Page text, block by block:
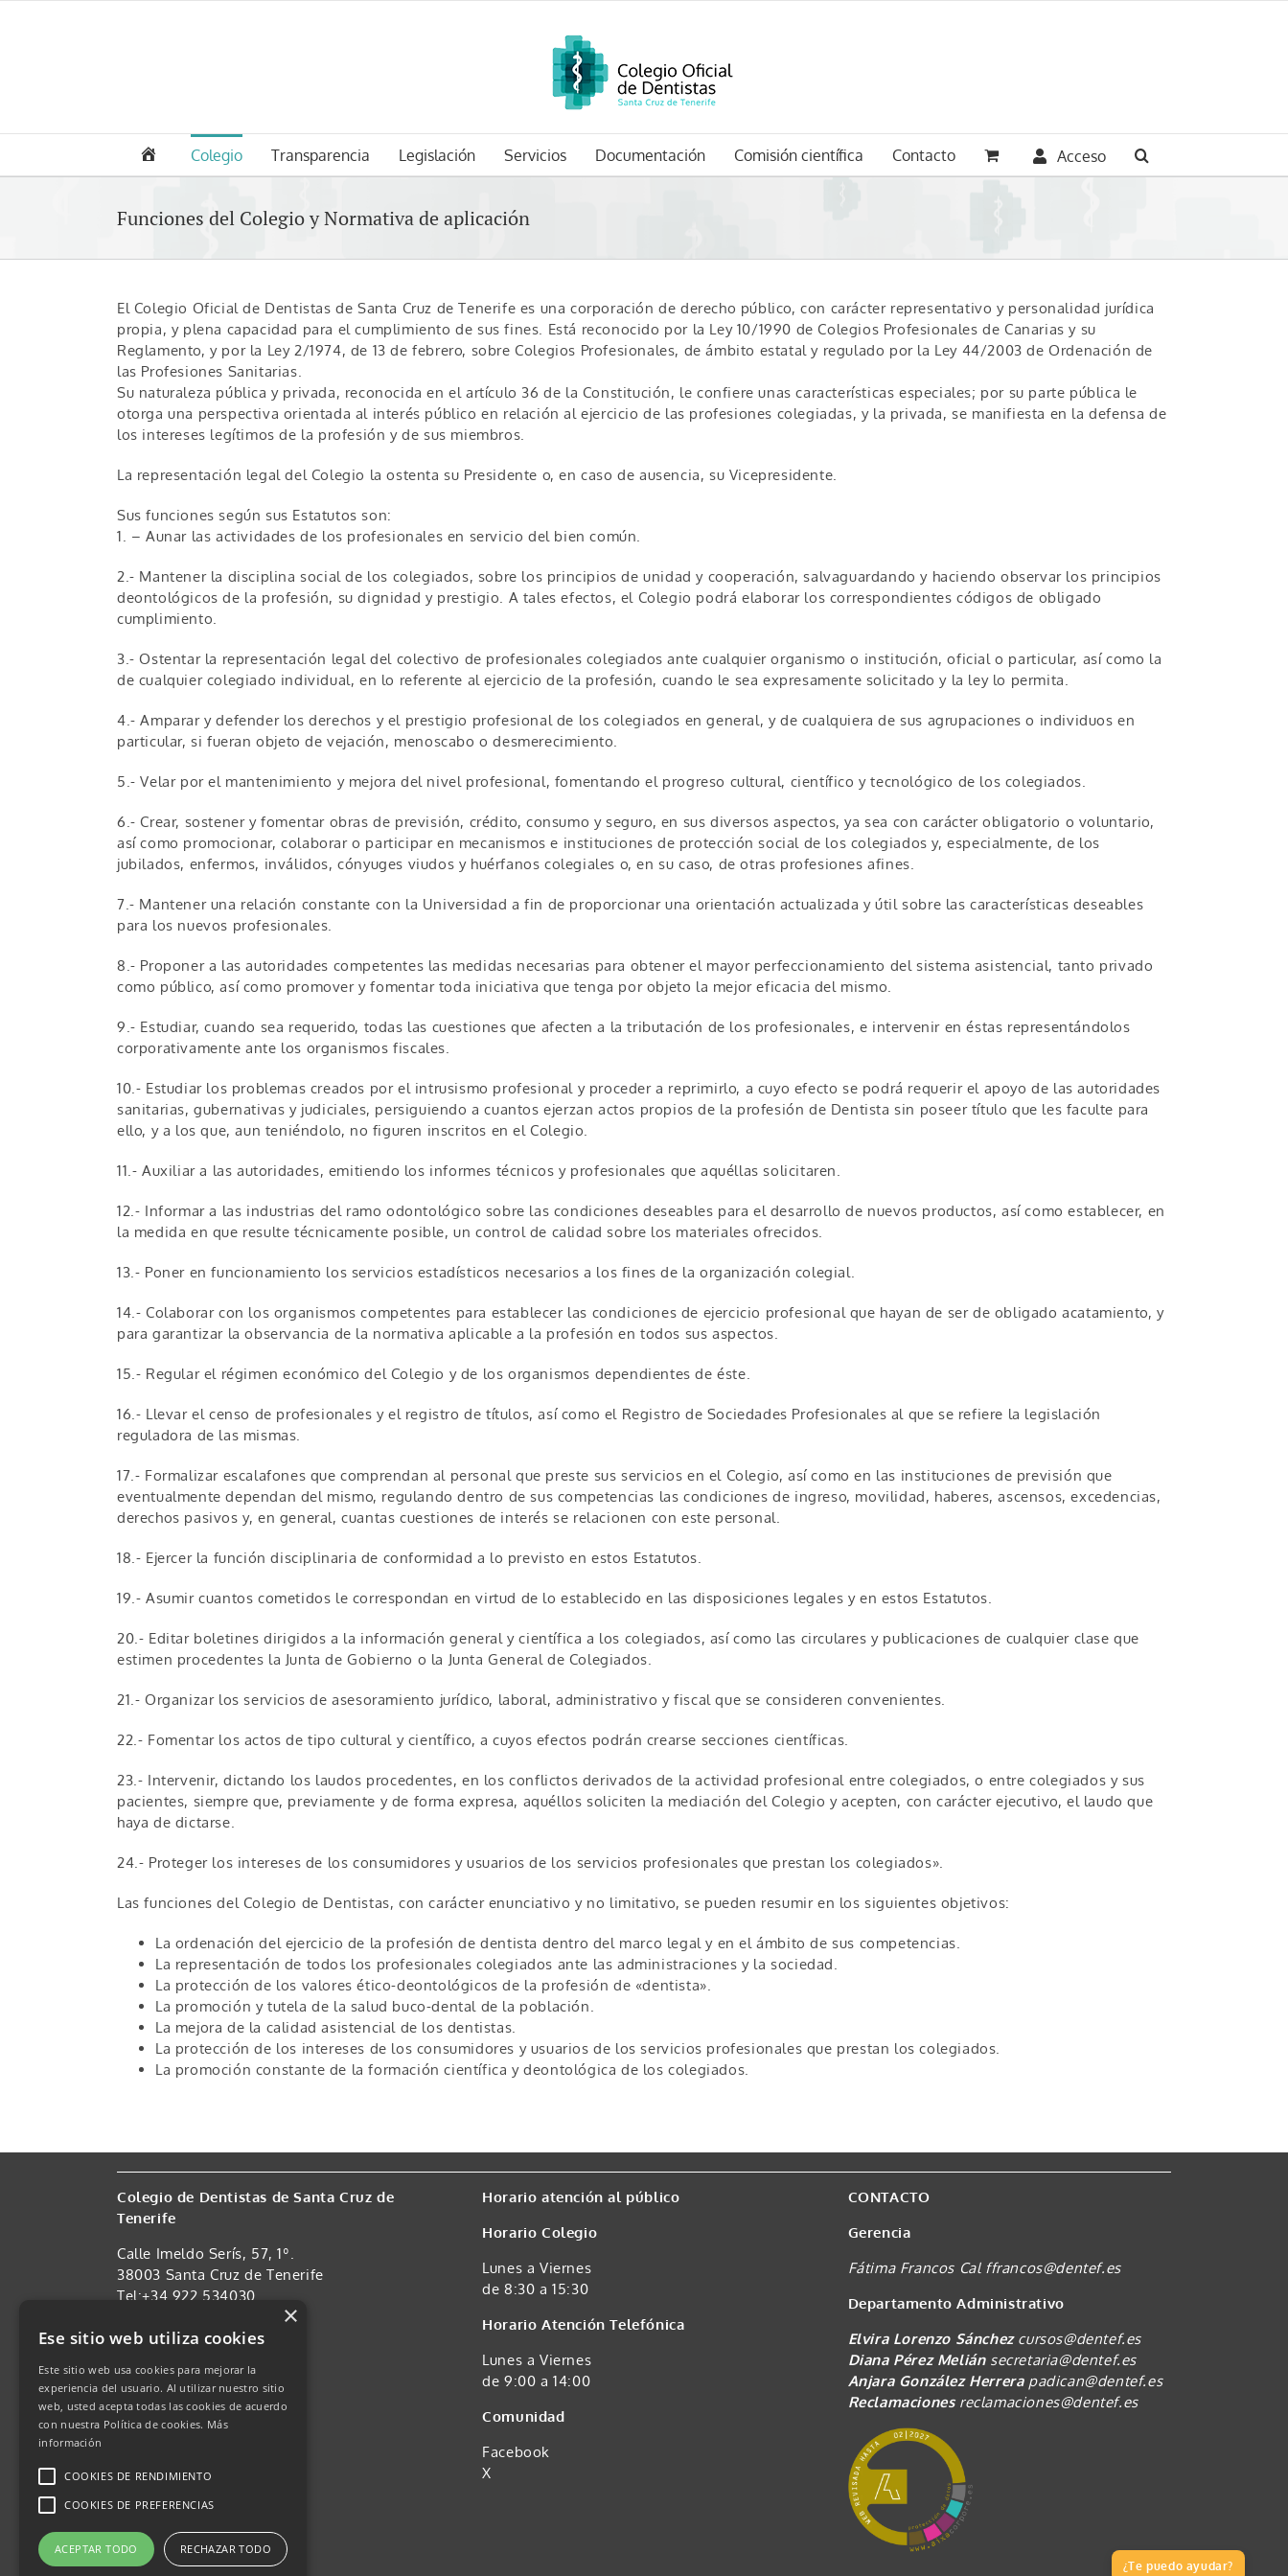
Colegio Transparencia Legislación Servicios Documentación Comisión científica Contacto Acceso
Funciones del Colegio y Normativa de aplicación
El Colegio Oficial de Dentistas de Santa Cruz de Tenerife es una corporación de derecho público, con carácter representativo y personalidad jurídica
propia, y plena capacidad para el cumplimiento de sus fines. Está reconocido por la Ley 10/1990 de Colegios Profesionales de Canarias y su
Reglamento, y por la Ley 2/1974, de 13 de febrero, sobre Colegios Profesionales, de ámbito estatal y regulado por la Ley 44/2003 de Ordenación de
las Profesiones Sanitarias.
Su naturaleza pública y privada, reconocida en el artículo 36 de la Constitución, le confiere unas características especiales; por su parte pública le
otorga una perspectiva orientada al interés público en relación al ejercicio de las profesiones colegiadas, y la privada, se manifiesta en la defensa de
los intereses legítimos de la profesión y de sus miembros.
La representación legal del Colegio la ostenta su Presidente o, en caso de ausencia, su Vicepresidente.
Sus funciones según sus Estatutos son:
1. – Aunar las actividades de los profesionales en servicio del bien común.
2.- Mantener la disciplina social de los colegiados, sobre los principios de unidad y cooperación, salvaguardando y haciendo observar los principios
deontológicos de la profesión, su dignidad y prestigio. A tales efectos, el Colegio podrá elaborar los correspondientes códigos de obligado
cumplimiento.
3.- Ostentar la representación legal del colectivo de profesionales colegiados ante cualquier organismo o institución, oficial o particular, así como la
de cualquier colegiado individual, en lo referente al ejercicio de la profesión, cuando le sea expresamente solicitado y la ley lo permita.
4.- Amparar y defender los derechos y el prestigio profesional de los colegiados en general, y de cualquiera de sus agrupaciones o individuos en
particular, si fueran objeto de vejación, menoscabo o desmerecimiento.
5.- Velar por el mantenimiento y mejora del nivel profesional, fomentando el progreso cultural, científico y tecnológico de los colegiados.
6.- Crear, sostener y fomentar obras de previsión, crédito, consumo y seguro, en sus diversos aspectos, ya sea con carácter obligatorio o voluntario,
así como promocionar, colaborar o participar en mecanismos e instituciones de protección social de los colegiados y, especialmente, de los
jubilados, enfermos, inválidos, cónyuges viudos y huérfanos colegiales o, en su caso, de otras profesiones afines.
7.- Mantener una relación constante con la Universidad a fin de proporcionar una orientación actualizada y útil sobre las características deseables
para los nuevos profesionales.
8.- Proponer a las autoridades competentes las medidas necesarias para obtener el mayor perfeccionamiento del sistema asistencial, tanto privado
como público, así como promover y fomentar toda iniciativa que tenga por objeto la mejor eficacia del mismo.
9.- Estudiar, cuando sea requerido, todas las cuestiones que afecten a la tributación de los profesionales, e intervenir en éstas representándolos
corporativamente ante los organismos fiscales.
10.- Estudiar los problemas creados por el intrusismo profesional y proceder a reprimirlo, a cuyo efecto se podrá requerir el apoyo de las autoridades
sanitarias, gubernativas y judiciales, persiguiendo a cuantos ejerzan actos propios de la profesión de Dentista sin poseer título que les faculte para
ello, y a los que, aun teniéndolo, no figuren inscritos en el Colegio.
11.- Auxiliar a las autoridades, emitiendo los informes técnicos y profesionales que aquéllas solicitaren.
12.- Informar a las industrias del ramo odontológico sobre las condiciones deseables para el desarrollo de nuevos productos, así como establecer, en
la medida en que resulte técnicamente posible, un control de calidad sobre los materiales ofrecidos.
13.- Poner en funcionamiento los servicios estadísticos necesarios a los fines de la organización colegial.
14.- Colaborar con los organismos competentes para establecer las condiciones de ejercicio profesional que hayan de ser de obligado acatamiento, y
para garantizar la observancia de la normativa aplicable a la profesión en todos sus aspectos.
15.- Regular el régimen económico del Colegio y de los organismos dependientes de éste.
16.- Llevar el censo de profesionales y el registro de títulos, así como el Registro de Sociedades Profesionales al que se refiere la legislación
reguladora de las mismas.
17.- Formalizar escalafones que comprendan al personal que preste sus servicios en el Colegio, así como en las instituciones de previsión que
eventualmente dependan del mismo, regulando dentro de sus competencias las condiciones de ingreso, movilidad, haberes, ascensos, excedencias,
derechos pasivos y, en general, cuantas cuestiones de interés se relacionen con este personal.
18.- Ejercer la función disciplinaria de conformidad a lo previsto en estos Estatutos.
19.- Asumir cuantos cometidos le correspondan en virtud de lo establecido en las disposiciones legales y en estos Estatutos.
20.- Editar boletines dirigidos a la información general y científica a los colegiados, así como las circulares y publicaciones de cualquier clase que
estimen procedentes la Junta de Gobierno o la Junta General de Colegiados.
21.- Organizar los servicios de asesoramiento jurídico, laboral, administrativo y fiscal que se consideren convenientes.
22.- Fomentar los actos de tipo cultural y científico, a cuyos efectos podrán crearse secciones científicas.
23.- Intervenir, dictando los laudos procedentes, en los conflictos derivados de la actividad profesional entre colegiados, o entre colegiados y sus
pacientes, siempre que, previamente y de forma expresa, aquéllos soliciten la mediación del Colegio y acepten, con carácter ejecutivo, el laudo que
haya de dictarse.
24.- Proteger los intereses de los consumidores y usuarios de los servicios profesionales que prestan los colegiados».
Las funciones del Colegio de Dentistas, con carácter enunciativo y no limitativo, se pueden resumir en los siguientes objetivos:
La ordenación del ejercicio de la profesión de dentista dentro del marco legal y en el ámbito de sus competencias.
La representación de todos los profesionales colegiados ante las administraciones y la sociedad.
La protección de los valores ético-deontológicos de la profesión de «dentista».
La promoción y tutela de la salud buco-dental de la población.
La mejora de la calidad asistencial de los dentistas.
La protección de los intereses de los consumidores y usuarios de los servicios profesionales que prestan los colegiados.
La promoción constante de la formación científica y deontológica de los colegiados.
¿Te puedo ayudar?
Colegio de Dentistas de Santa Cruz de
Tenerife
Calle Imeldo Serís, 57, 1º.
38003 Santa Cruz de Tenerife
Tel:+34 922 534030
Política de privacidad
Aviso Legal
Política de cookies
Horario atención al público
Horario Colegio
Lunes a Viernes
de 8:30 a 15:30
Horario Atención Telefónica
Lunes a Viernes
de 9:00 a 14:00
Comunidad
Facebook
X
CONTACTO
Gerencia
Fátima Francos Cal ffrancos@dentef.es
Departamento Administrativo
Elvira Lorenzo Sánchez cursos@dentef.es
Diana Pérez Melián secretaria@dentef.es
Anjara González Herrera padican@dentef.es
Reclamaciones reclamaciones@dentef.es
×
Ese sitio web utiliza cookies
Este sitio web usa cookies para mejorar la
experiencia del usuario. Al utilizar nuestro sitio
web, usted acepta todas las cookies de acuerdo
con nuestra Política de cookies. Más
información
COOKIES DE RENDIMIENTO
COOKIES DE PREFERENCIAS
ACEPTAR TODO RECHAZAR TODO